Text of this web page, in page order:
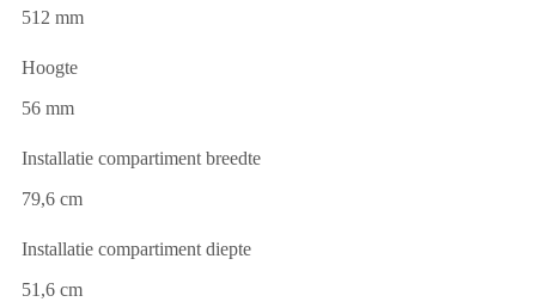
512 mm
Hoogte
56 mm
Installatie compartiment breedte
79,6 cm
Installatie compartiment diepte
51,6 cm